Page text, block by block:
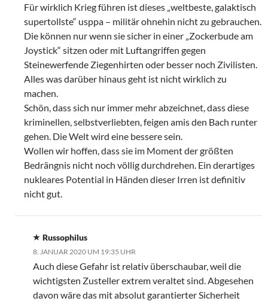
Für wirklich Krieg führen ist dieses „weltbeste, galaktisch
supertollste“ usppa – militär ohnehin nicht zu gebrauchen.
Die können nur wenn sie sicher in einer „Zockerbude am
Joystick“ sitzen oder mit Luftangriffen gegen
Steinewerfende Ziegenhirten oder besser noch Zivilisten.
Alles was darüber hinaus geht ist nicht wirklich zu
machen.
Schön, dass sich nur immer mehr abzeichnet, dass diese
kriminellen, selbstverliebten, feigen amis den Bach runter
gehen. Die Welt wird eine bessere sein.
Wollen wir hoffen, dass sie im Moment der größten
Bedrängnis nicht noch völlig durchdrehen. Ein derartiges
nukleares Potential in Händen dieser Irren ist definitiv
nicht gut.
Russophilus
8. JANUAR 2020 UM 19:35 UHR
Auch diese Gefahr ist relativ überschaubar, weil die
wichtigsten Zusteller extrem veraltet sind. Abgesehen
davon wäre das mit absolut garantierter Sicherheit